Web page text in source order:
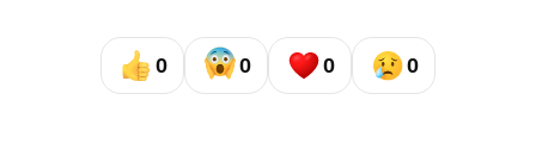
0 0 0 0